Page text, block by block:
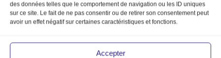
des données telles que le comportement de navigation ou les ID uniques
sur ce site. Le fait de ne pas consentir ou de retirer son consentement peut
avoir un effet négatif sur certaines caractéristiques et fonctions.
Accepter